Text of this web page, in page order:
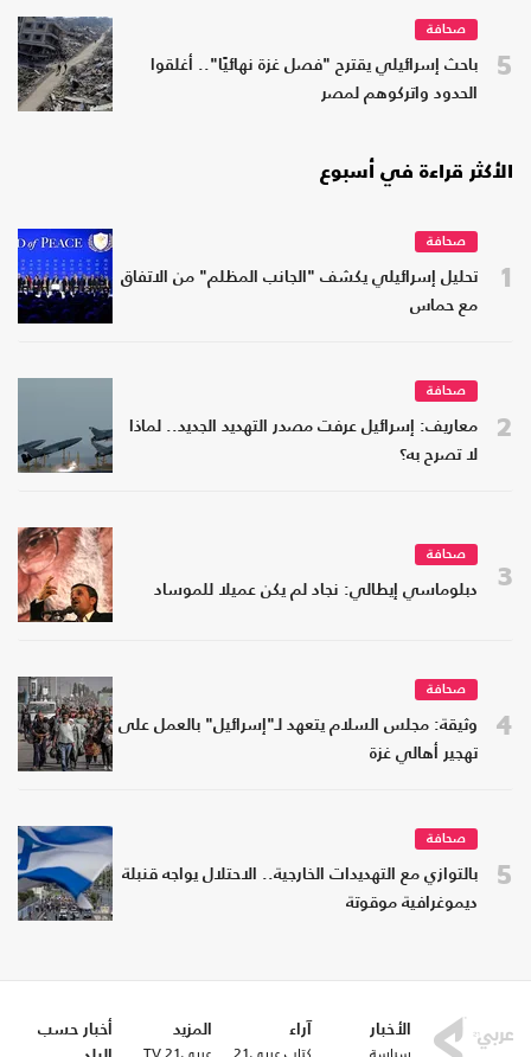
5
صحافة
باحث إسرائيلي يقترح "فصل غزة نهائيًا".. أغلقوا
الحدود واتركوهم لمصر
الأكثر قراءة في أسبوع
1
صحافة
تحليل إسرائيلي يكشف "الجانب المظلم" من الاتفاق
مع حماس
2
صحافة
معاريف: إسرائيل عرفت مصدر التهديد الجديد.. لماذا
لا تصرح به؟
3
صحافة
دبلوماسي إيطالي: نجاد لم يكن عميلا للموساد
4
صحافة
وثيقة: مجلس السلام يتعهد لـ"إسرائيل" بالعمل على
تهجير أهالي غزة
5
صحافة
بالتوازي مع التهديدات الخارجية.. الاحتلال يواجه قنبلة
ديموغرافية موقوتة
الأخبار آراء المزيد
أخبار حسب